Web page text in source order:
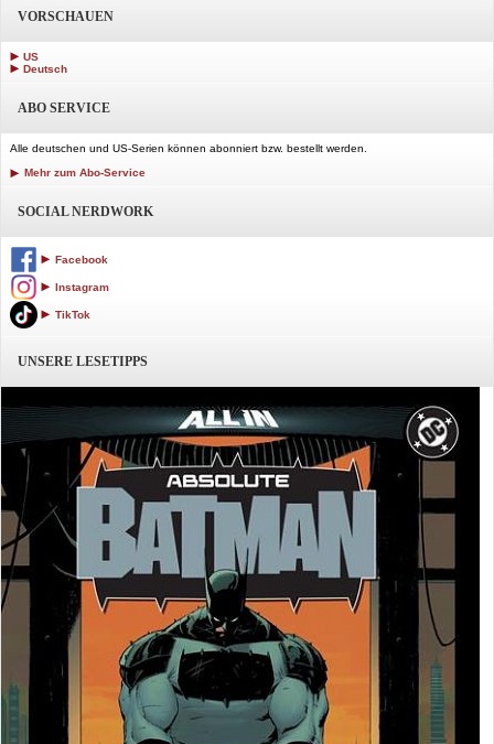
VORSCHAUEN
US
Deutsch
ABO SERVICE
Alle deutschen und US-Serien können abonniert bzw. bestellt werden.
Mehr zum Abo-Service
SOCIAL NERDWORK
Facebook
Instagram
TikTok
UNSERE LESETIPPS